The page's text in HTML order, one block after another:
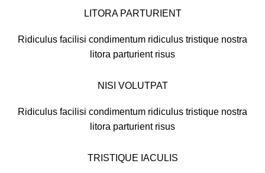
LITORA PARTURIENT
Ridiculus facilisi condimentum ridiculus tristique nostra
litora parturient risus
NISI VOLUTPAT
Ridiculus facilisi condimentum ridiculus tristique nostra
litora parturient risus
TRISTIQUE IACULIS